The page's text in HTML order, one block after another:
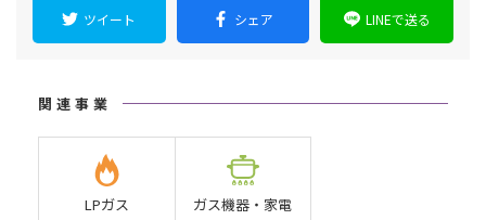
ツイート シェア LINEで送る
関連事業
LPガス ガス機器・家電